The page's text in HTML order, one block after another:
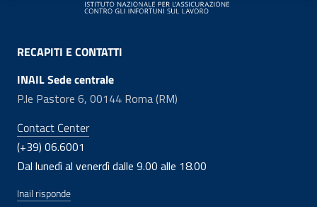
RECAPITI E CONTATTI
INAIL Sede centrale
P.le Pastore 6, 00144 Roma (RM)
Contact Center
(+39) 06.6001
Dal lunedì al venerdì dalle 9.00 alle 18.00
Inail risponde